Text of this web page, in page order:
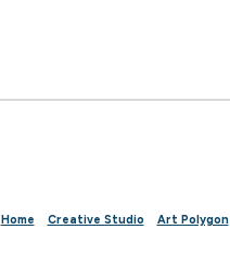
Home Creative Studio Art Polygon